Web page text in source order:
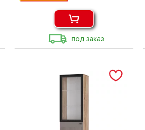
под заказ